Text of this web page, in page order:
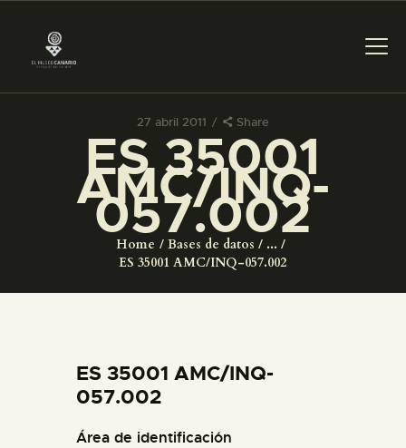
27 abril 2011 Share
ES 35001
AMC/INQ-
057.002
Home Bases de datos
...
ES 35001 AMC/INQ-057.002
PREPARAR LA VISITA
ACTIVIDADES
COLECCIONES
ES 35001 AMC/INQ-
057.002
Área de identificación